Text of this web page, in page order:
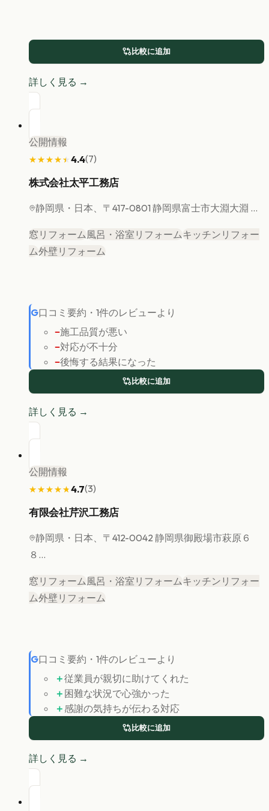
比較に追加
詳しく見る →
公開情報
★★★★★
★★★★★ 4.4(7)
株式会社太平工務店
静岡県 ・日本、〒417-0801 静岡県富士市大淵大淵 ...
窓リフォーム 風呂・浴室リフォームキッチンリフォー
ム外壁リフォーム
G口コミ要約 ・ 1件のレビューより
−施工品質が悪い
−対応が不十分
−後悔する結果になった
比較に追加
詳しく見る →
公開情報
★★★★★
★★★★★ 4.7(3)
有限会社芹沢工務店
静岡県 ・日本、〒412-0042 静岡県御殿場市萩原６
８...
窓リフォーム 風呂・浴室リフォームキッチンリフォー
ム外壁リフォーム
G口コミ要約 ・ 1件のレビューより
＋従業員が親切に助けてくれた
＋ 困難な状況で心強かった
＋ 感謝の気持ちが伝わる対応
比較に追加
詳しく見る →